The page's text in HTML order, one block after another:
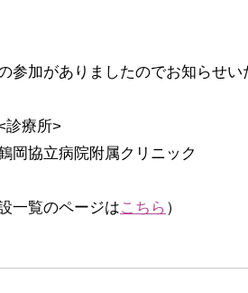
参加がありましたのでお知らせい
療所>
院附属クリニック
覧のページはこちら ）